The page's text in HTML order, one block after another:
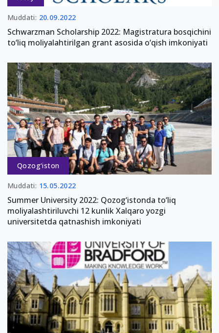
Muddati: 20.09.2022
Schwarzman Scholarship 2022: Magistratura bosqichini
to‘liq moliyalahtirilgan grant asosida o‘qish imkoniyati
Qozog‘iston
Muddati: 15.05.2022
Summer University 2022: Qozog‘istonda to‘liq
moliyalashtiriluvchi 12 kunlik Xalqaro yozgi
universitetda qatnashish imkoniyati